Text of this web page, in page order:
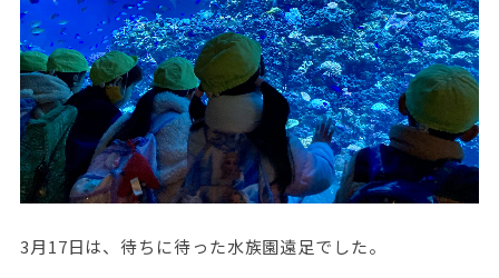
3月17日は、待ちに待った水族園遠足でした。